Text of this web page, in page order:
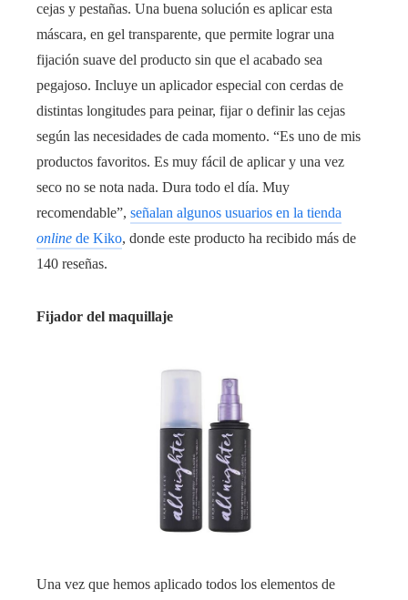
cejas y pestañas. Una buena solución es aplicar esta
máscara, en gel transparente, que permite lograr una
fijación suave del producto sin que el acabado sea
pegajoso. Incluye un aplicador especial con cerdas de
distintas longitudes para peinar, fijar o definir las cejas
según las necesidades de cada momento. “Es uno de mis
productos favoritos. Es muy fácil de aplicar y una vez
seco no se nota nada. Dura todo el día. Muy
recomendable”, señalan algunos usuarios en la tienda
online de Kiko, donde este producto ha recibido más de
140 reseñas.
Fijador del maquillaje
Una vez que hemos aplicado todos los elementos de